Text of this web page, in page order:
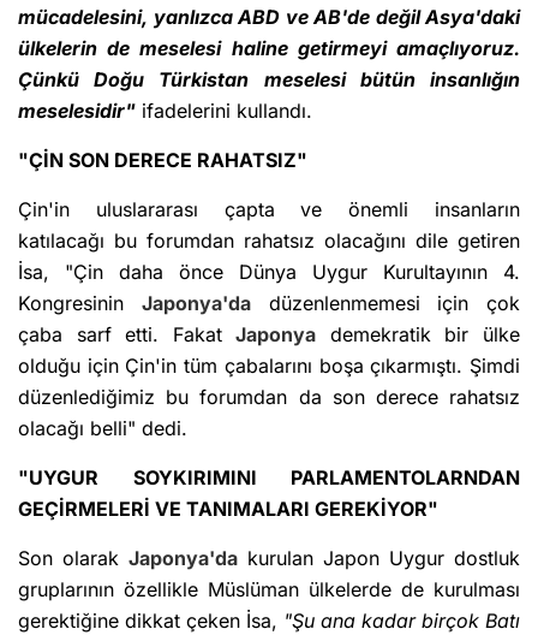
mücadelesini, yanlızca ABD ve AB'de değil Asya'daki
ülkelerin de meselesi haline getirmeyi amaçlıyoruz.
Çünkü Doğu Türkistan meselesi bütün insanlığın
meselesidir" ifadelerini kullandı.
"ÇİN SON DERECE RAHATSIZ"
Çin'in uluslararası çapta ve önemli insanların
katılacağı bu forumdan rahatsız olacağını dile getiren
İsa, "Çin daha önce Dünya Uygur Kurultayının 4.
Kongresinin Japonya'dadüzenlenmemesi için çok
çaba sarf etti. FakatJaponya demekratik bir ülke
olduğu için Çin'in tüm çabalarını boşa çıkarmıştı. Şimdi
düzenlediğimiz bu forumdan da son derece rahatsız
olacağı belli" dedi.
"UYGUR SOYKIRIMINI PARLAMENTOLARNDAN
GEÇİRMELERİ VE TANIMALARI GEREKİYOR"
Son olarak Japonya'da kurulan Japon Uygur dostluk
gruplarının özellikle Müslüman ülkelerde de kurulması
gerektiğine dikkat çeken İsa, "Şu ana kadar birçok Batı